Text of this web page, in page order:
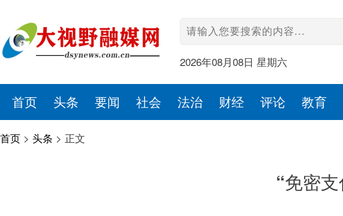
2026年08月08日 星期六
首页 头条 要闻 社会 法治 财经 评论 教育
首页 > 头条 > 正文
“免密